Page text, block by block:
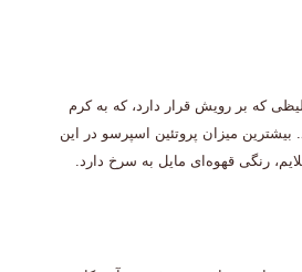
که بر رویش قرار دارد، که به کرم
میزان پروتئین اسپرسو در این
رنگی قهوه‌ای مایل به سرخ دارد.